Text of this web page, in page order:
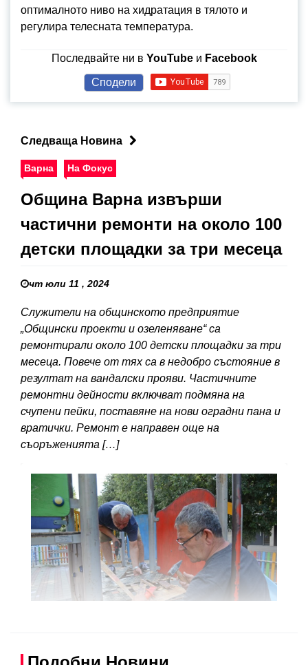
оптималното ниво на хидратация в тялото и
регулира телесната температура.
Последвайте ни в YouTubeи Facebook
Сподели
Следваща Новина
Варна На Фокус
Община Варна извърши
частични ремонти на около 100
детски площадки за три месеца
чт юли 11 , 2024
Служители на общинското предприятие
„Общински проекти и озеленяване“ са
ремонтирали около 100 детски площадки за три
месеца. Повече от тях са в недобро състояние в
резултат на вандалски прояви. Частичните
ремонтни дейности включват подмяна на
счупени пейки, поставяне на нови оградни пана и
вратички. Ремонт е направен още на
съоръженията […]